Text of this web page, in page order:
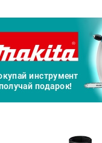
частибез
График платежей